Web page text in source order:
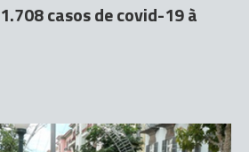
casos de covid-19 à